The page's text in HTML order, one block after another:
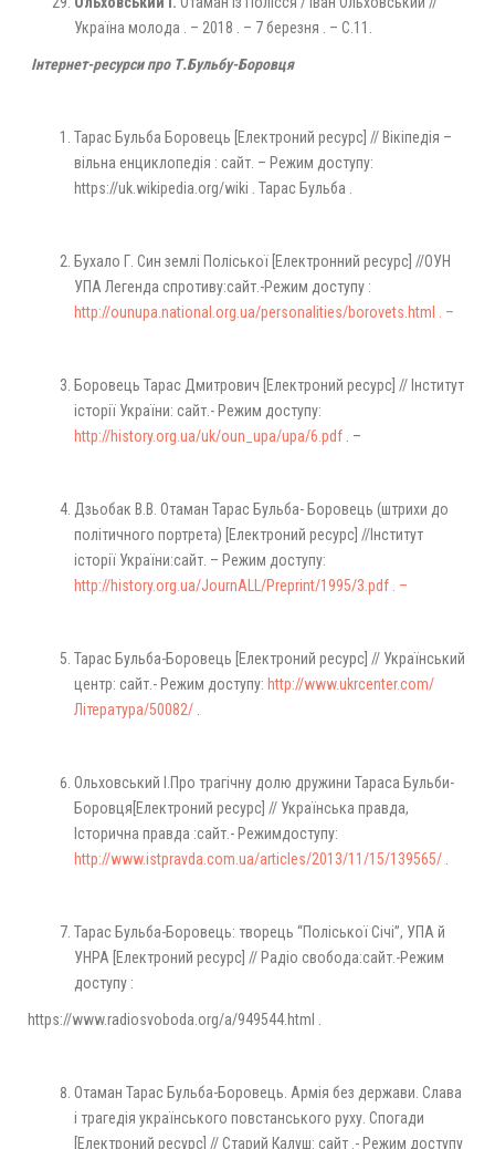
Україна молода . – 2018 . – 7 березня . – С.11.
Інтернет-ресурси про Т.Бульбу-Боровця
Тарас Бульба Боровець [Eлектроний ресурс] // Вікіпедія –
вільна енциклопедія : сайт. – Режим доступу:
https://uk.wikipedia.org/wiki . Тарас Бульба .
Бухало Г. Син землі Поліської [Eлектронний ресурс] //ОУН
УПА Легенда спротиву:сайт.-Режим доступу :
http://ounupa.national.org.ua/personalities/borovets.html . –
Боровець Тарас Дмитрович [Eлектроний ресурс] // Інститут
історії України: сайт.- Режим доступу:
http://history.org.ua/uk/oun_upa/upa/6.pdf . –
Дзьобак В.В. Отаман Тарас Бульба- Боровець (штрихи до
політичного портрета) [Eлектроний ресурс] //Інститут
історії України:сайт. – Режим доступу:
http://history.org.ua/JournALL/Preprint/1995/3.pdf . –
Тарас Бульба-Боровець [Eлектроний ресурс] // Український
центр: сайт.- Режим доступу: http://www.ukrcenter.com/
Література/50082/
Ольховський І.Про трагічну долю дружини Тараса Бульби-
Боровця[Eлектроний ресурс] // Українська правда,
Історична правда :сайт.- Режимдоступу:
http://www.istpravda.com.ua/articles/2013/11/15/139565/
Тарас Бульба-Боровець: творець “Поліської Січі”, УПА й
УНРА [Eлектроний ресурс] // Радіо свобода:сайт.-Режим
доступу :
https://www.radiosvoboda.org/a/949544.html .
Отаман Тарас Бульба-Боровець. Армія без держави. Слава
і трагедія українського повстанського руху. Спогади
[Eлектроний ресурс] // Старий Калуш: сайт .- Режим доступу